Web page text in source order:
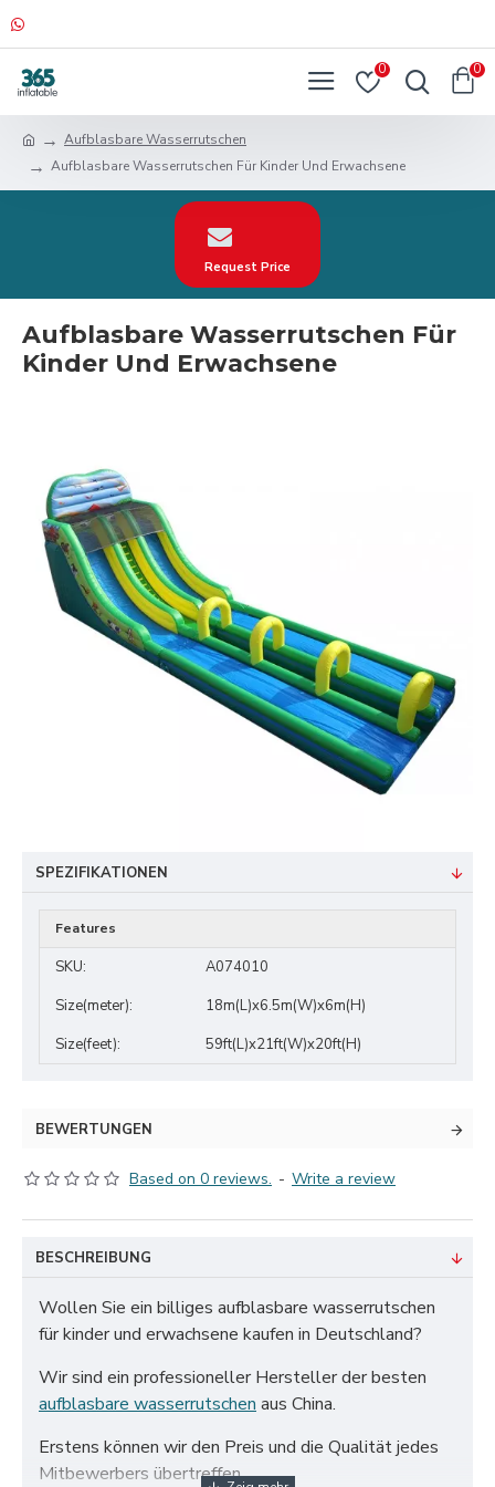
0 0
Aufblasbare Wasserrutschen
Aufblasbare Wasserrutschen Für Kinder Und Erwachsene
Request Price
Aufblasbare Wasserrutschen Für
Kinder Und Erwachsene
SPEZIFIKATIONEN
Features
SKU:
A074010
Size(meter):
18m(L)x6.5m(W)x6m(H)
Size(feet):
59ft(L)x21ft(W)x20ft(H)
BEWERTUNGEN
Based on 0 reviews. - Write a review
BESCHREIBUNG
Wollen Sie ein billiges aufblasbare wasserrutschen
für kinder und erwachsene kaufen in Deutschland?
Wir sind ein professioneller Hersteller der besten
aufblasbare wasserrutschen aus China.
Erstens können wir den Preis und die Qualität jedes
Mitbewerbers übertreffen.